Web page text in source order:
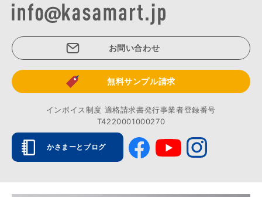
お問い合わせ
無料サンプル請求
インボイス制度 適格請求書発行事業者登録番号
T4220001000270
かさまーとブログ